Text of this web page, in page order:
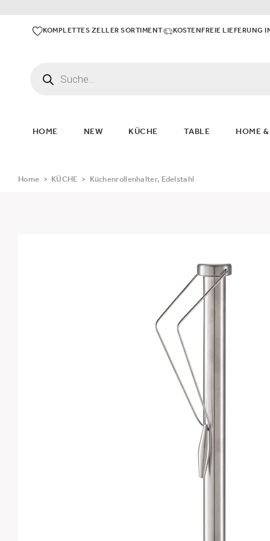
KOMPLETTES ZELLER SORTIMENT KOSTENFREIE LIEFERUNG
HOME NEW KÜCHE TABLE HOME
Home > KÜCHE > Küchenrollenhalter, Edelstahl